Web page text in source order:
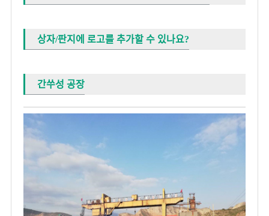
상자/판지에 로고를 추가할 수 있나요?
간쑤성 공장